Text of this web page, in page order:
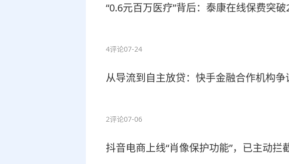
“0.6元百万医疗”背后：泰康在线保费突
4评论07-24
从导流到自主放贷：快手金融合作机构
2评论07-06
抖音电商上线“肖像保护功能”，已主动拦